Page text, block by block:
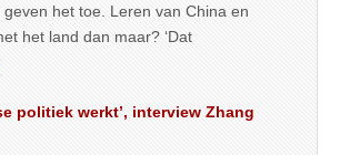
het toe. Leren van China en
het land dan maar? ‘Dat
politiek werkt’, interview Zhang